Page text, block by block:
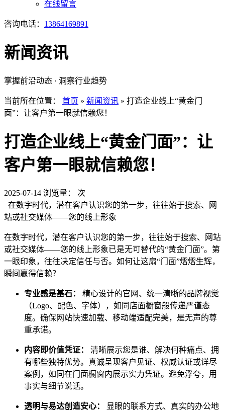
在线留言
咨询电话： 13864169891
新闻资讯
掌握前沿动态 · 洞察行业趋势
当前所在位置： 首页 » 新闻资讯 » 打造企业线上“黄金门
面”：让客户第一眼就信赖您！
打造企业线上“黄金门面”：让
客户第一眼就信赖您！
2025-07-14 浏览量：
次
在数字时代，潜在客户认识您的第一步，往往始于搜索、网
站或社交媒体——您的线上形象
在数字时代，潜在客户认识您的第一步，往往始于搜索、网站
或社交媒体——您的线上形象已是无可替代的“黄金门面”。第
一眼印象，往往决定信任与否。如何让这扇“门面”熠熠生辉，
瞬间赢得信赖？
专业感是基石：
精心设计的官网、统一清晰的品牌视觉
（Logo、配色、字体），如同店面橱窗般传递严谨态
度。确保网站快速加载、移动端适配完美，是无声的尊
重承诺。
内容即价值凭证：
清晰展示您是谁、解决何种痛点、拥
有哪些独特优势。真诚呈现客户见证、权威认证或详尽
案例，如同在门面橱窗内展示实力凭证。避免浮夸，用
事实与细节说话。
透明与易达创造安心：
显眼的联系方式、真实的办公地